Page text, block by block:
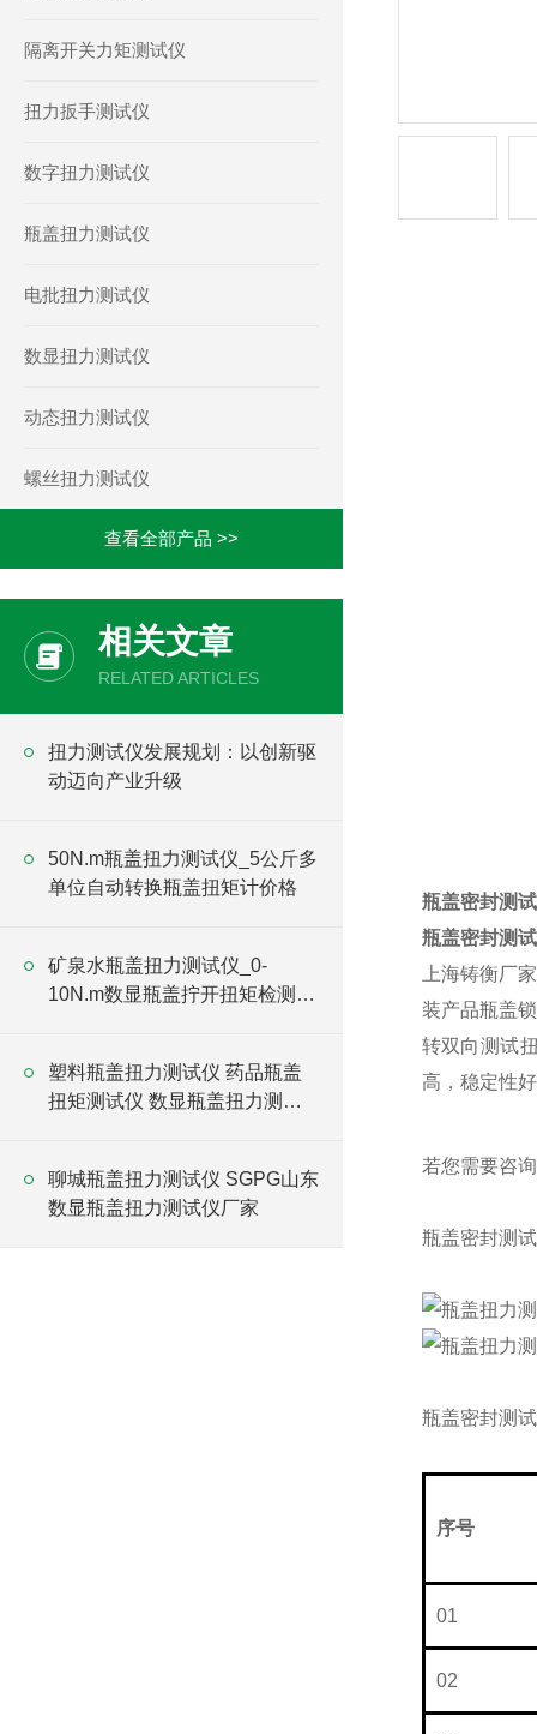
隔离开关力矩测试仪
扭力扳手测试仪
数字扭力测试仪
瓶盖扭力测试仪
电批扭力测试仪
数显扭力测试仪
动态扭力测试仪
螺丝扭力测试仪
查看全部产品 >>
相关文章
RELATED ARTICLES
​扭力测试仪发展规划：以创新驱
动迈向产业升级
50N.m瓶盖扭力测试仪_5公斤多
单位自动转换瓶盖扭矩计价格
矿泉水瓶盖扭力测试仪_0-
10N.m数显瓶盖拧开扭矩检测仪
塑料瓶盖扭力测试仪 药品瓶盖
扭矩测试仪 数显瓶盖扭力测试
聊城瓶盖扭力测试仪 SGPG山东
数显瓶盖扭力测试仪厂家
瓶盖密封测
瓶盖密封测
上海铸衡厂
装产品瓶盖
转双向测试
高，稳定性
若您需要咨
瓶盖密封测
瓶盖密封测
序号
01
02